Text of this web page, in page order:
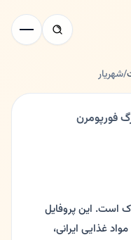
/شهریار
فورپومرن
است. این پروفایل
غذایی ایرانی،